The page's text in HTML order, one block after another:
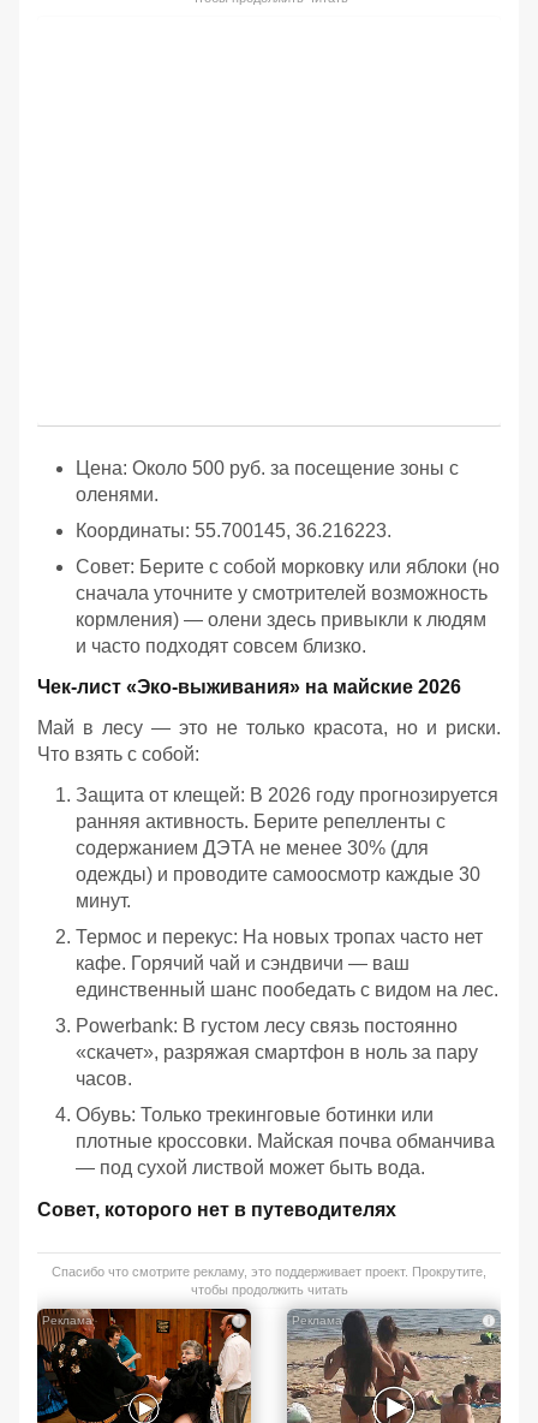
Цена: Около 500 руб. за посещение зоны с
оленями.
Координаты: 55.700145, 36.216223.
Совет: Берите с собой морковку или яблоки (но
сначала уточните у смотрителей возможность
кормления) — олени здесь привыкли к людям
и часто подходят совсем близко.
Чек-лист «Эко-выживания» на майские 2026
Май в лесу — это не только красота, но и риски.
Что взять с собой:
Защита от клещей: В 2026 году прогнозируется
ранняя активность. Берите репелленты с
содержанием ДЭТА не менее 30% (для
одежды) и проводите самоосмотр каждые 30
минут.
Термос и перекус: На новых тропах часто нет
кафе. Горячий чай и сэндвичи — ваш
единственный шанс пообедать с видом на лес.
Powerbank: В густом лесу связь постоянно
«скачет», разряжая смартфон в ноль за пару
часов.
Обувь: Только трекинговые ботинки или
плотные кроссовки. Майская почва обманчива
— под сухой листвой может быть вода.
Совет, которого нет в путеводителях
Спасибо что смотрите рекламу, это поддерживает проект. Прокрутите,
чтобы продолжить читать
i i